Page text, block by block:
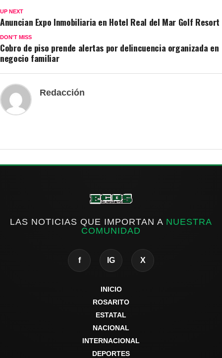
UP NEXT
Anuncian Expo Inmobiliaria en Hotel Real del Mar Golf Resort
DON'T MISS
Cobro de piso prende alertas por delincuencia organizada en
negocio familiar
Redacción
LAS NOTICIAS QUE IMPORTAN A NUESTRA
COMUNIDAD
f IG X
INICIO
ROSARITO
ESTATAL
NACIONAL
INTERNACIONAL
DEPORTES